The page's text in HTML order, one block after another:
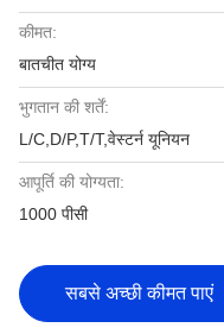
कीमत:
बातचीत योग्य
भुगतान की शर्तें:
L/C,D/P,T/T,वेस्टर्न यूनियन
आपूर्ति की योग्यता:
1000 पीसी
सबसे अच्छी कीमत पाएं